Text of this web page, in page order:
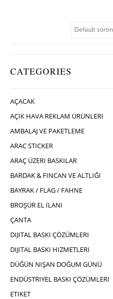
CATEGORIES
AÇACAK
AÇIK HAVA REKLAM ÜRÜNLERI
AMBALAJ VE PAKETLEME
ARAC STICKER
ARAÇ ÜZERI BASKILAR
BARDAK & FINCAN VE ALTLIĞI
BAYRAK / FLAG / FAHNE
BROŞÜR EL İLANI
ÇANTA
DIJITAL BASKI ÇÖZÜMLERI
DIJITAL BASKI HIZMETLERI
DÜĞÜN NIŞAN DOĞUM GÜNÜ
ENDÜSTRIYEL BASKI ÇÖZÜMLERI
ETIKET